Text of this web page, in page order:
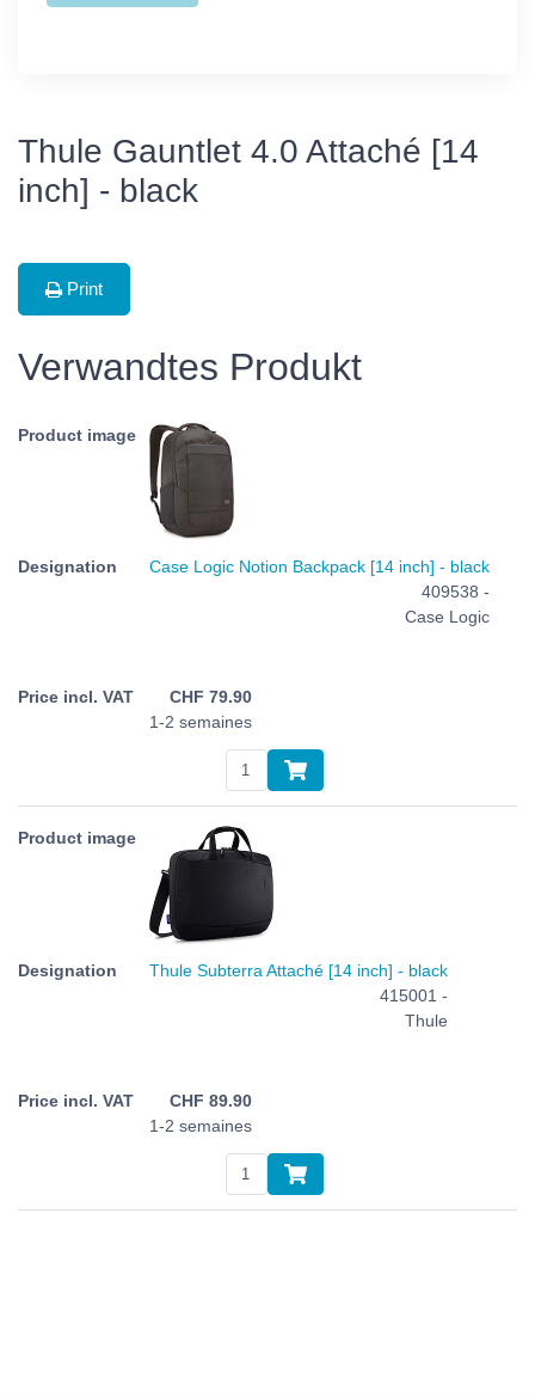
Thule Gauntlet 4.0 Attaché [14
inch] - black
Print
Verwandtes Produkt
Case Logic Notion Backpack [14 inch] - black
409538 -
Case Logic
CHF 79.90
1-2 semaines
Thule Subterra Attaché [14 inch] - black
415001 -
Thule
CHF 89.90
1-2 semaines